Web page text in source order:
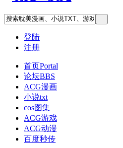
登陆
注册
首页Portal
论坛BBS
ACG漫画
小说txt
cos图集
ACG游戏
ACG动漫
百度秒传